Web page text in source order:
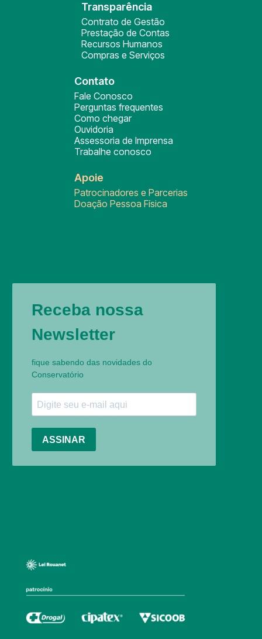
Transparência
Contrato de Gestão
Prestação de Contas
Recursos Humanos
Compras e Serviços
Contato
Fale Conosco
Perguntas frequentes
Como chegar
Ouvidoria
Assessoria de Imprensa
Trabalhe conosco
Apoie
Patrocinadores e Parcerias
Doação Pessoa Física